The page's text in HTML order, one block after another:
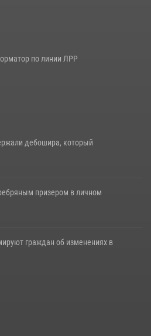
присяга для
подготовки личного состава
по линии ЛРР
дебошира, который
призером в личном
граждан об изменениях в